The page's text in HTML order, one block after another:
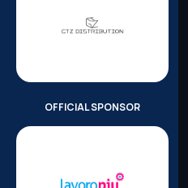
OFFICIAL SPONSOR